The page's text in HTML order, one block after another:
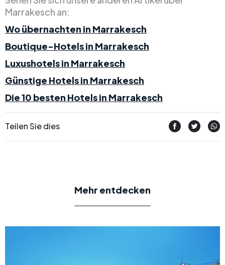
Marrakesch an:
Wo übernachten in Marrakesch
Boutique-Hotels in Marrakesch
Luxushotels in Marrakesch
Günstige Hotels in Marrakesch
Die 10 besten Hotels in Marrakesch
Teilen Sie dies
Mehr entdecken